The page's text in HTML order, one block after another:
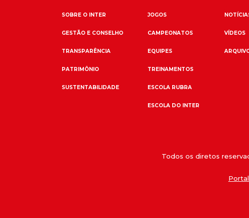
SOBRE O INTER
GESTÃO E CONSELHO
TRANSPARÊNCIA
PATRIMÔNIO
SUSTENTABILIDADE
JOGOS
CAMPEONATOS
EQUIPES
TREINAMENTOS
ESCOLA RUBRA
ESCOLA DO INTER
VÍDEOS
Todos os diretos